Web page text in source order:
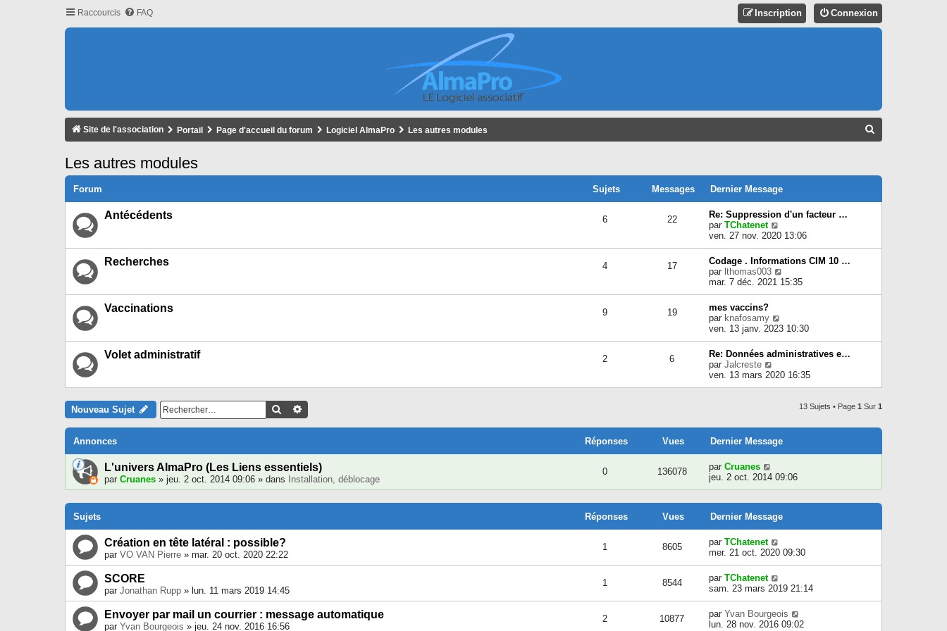
Raccourcis FAQ Connexion
Inscription
Site de l'association Portail Page d'accueil du forum Logiciel AlmaPro Les autres modules
E
R
Les autres modules
Forum Sujets Messages Dernier Message
Antécédents 6 22
Re: Suppression d'un facteur …
par TChatenet
o
u
l
t
e
l
e
d
e
n
s
a
e
ven. 27 nov. 2020 13:06
Recherches 4 17
Codage . Informations CIM 10 …
par lthomas003
o
l
t
e
r
e
d
i
e
e
s
s
a
g
mar. 7 déc. 2021 15:35
Vaccinations 9 19
mes vaccins?
par knafosamy
o
u
l
t
e
e
r
i
e
s
a
ven. 13 janv. 2023 10:30
Volet administratif 2 6
Re: Données administratives e…
par Jalcreste
o
t
e
r
d
e
r
i
e
r
m
e
s
s
e
ven. 13 mars 2020 16:35
Nouveau Sujet Rechercher 13 Sujets • Page 1 Sur 1
Annonces Réponses Vues Dernier Message
L'univers AlmaPro (Les Liens essentiels)
par Cruanes » jeu. 2 oct. 2014 09:06 » dans Installation, déblocage
0 136078 par Cruanes
jeu. 2 oct. 2014 09:06
Sujets Réponses Vues Dernier Message
Création en tête latéral : possible?
par VO VAN Pierre » mar. 20 oct. 2020 22:22
1 8605 par TChatenet
mer. 21 oct. 2020 09:30
SCORE
par Jonathan Rupp » lun. 11 mars 2019 14:45
1 8544 par TChatenet
sam. 23 mars 2019 21:14
Envoyer par mail un courrier : message automatique
par Yvan Bourgeois » jeu. 24 nov. 2016 16:56
2 10877 par Yvan Bourgeois
lun. 28 nov. 2016 09:02